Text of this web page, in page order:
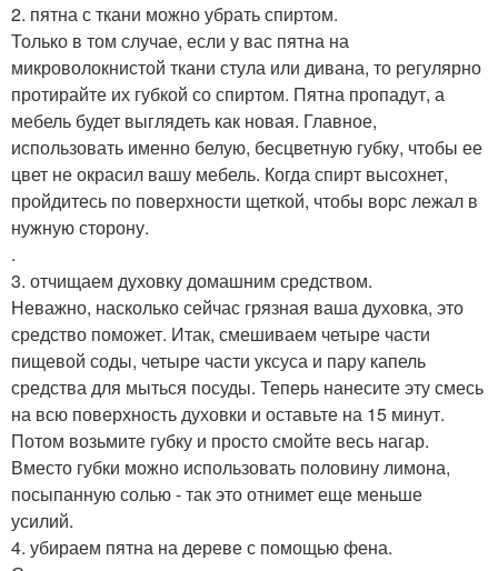
2. пятна с ткани можно убрать спиртом.
Только в том случае, если у вас пятна на
микроволокнистой ткани стула или дивана, то регулярно
протирайте их губкой со спиртом. Пятна пропадут, а
мебель будет выглядеть как новая. Главное,
использовать именно белую, бесцветную губку, чтобы ее
цвет не окрасил вашу мебель. Когда спирт высохнет,
пройдитесь по поверхности щеткой, чтобы ворс лежал в
нужную сторону.
.
3. отчищаем духовку домашним средством.
Неважно, насколько сейчас грязная ваша духовка, это
средство поможет. Итак, смешиваем четыре части
пищевой соды, четыре части уксуса и пару капель
средства для мыться посуды. Теперь нанесите эту смесь
на всю поверхность духовки и оставьте на 15 минут.
Потом возьмите губку и просто смойте весь нагар.
Вместо губки можно использовать половину лимона,
посыпанную солью - так это отнимет еще меньше
усилий.
4. убираем пятна на дереве с помощью фена.